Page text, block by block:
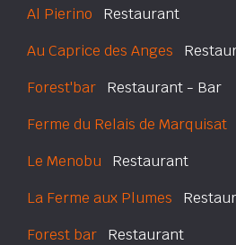
Al Pierino Restaurant
Au Caprice des Anges
Forest'bar Restaurant - Bar
Ferme du Relais de Marquisat
Le Menobu Restaurant
La Ferme aux Plumes
Forest bar Restaurant